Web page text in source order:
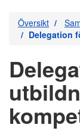
Översikt
Delegation